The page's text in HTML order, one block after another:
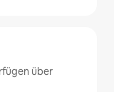
über